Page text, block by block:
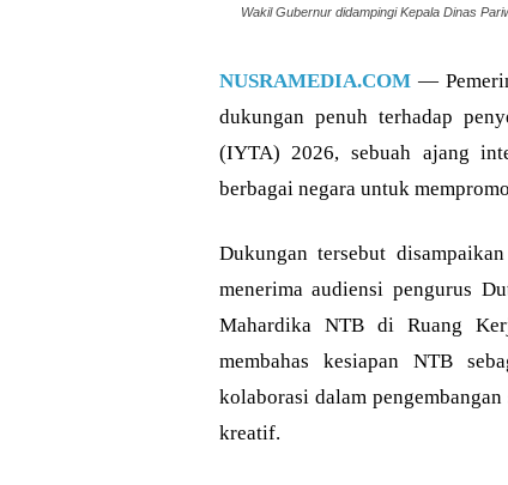
Wakil Gubernur didampingi Kepala Dinas
NUSRAMEDIA.COM—
dukungan penuh terhadap
(IYTA) 2026, sebuah ajang
berbagai negara untuk
Dukungan tersebut
menerima audiensi pengurus
Mahardika NTB di Ruang
membahas kesiapan NTB
kolaborasi dalam
kreatif.